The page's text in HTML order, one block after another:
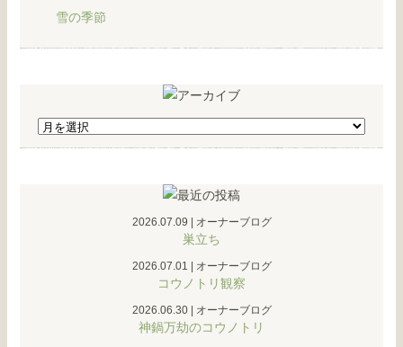
雪の季節
2026.07.09 オーナーブログ
巣立ち
2026.07.01 オーナーブログ
コウノトリ観察
2026.06.30| オーナーブログ
神鍋万劫のコウノトリ